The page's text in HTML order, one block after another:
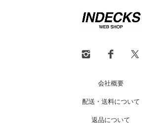
会社概要
配送・送料について
返品について